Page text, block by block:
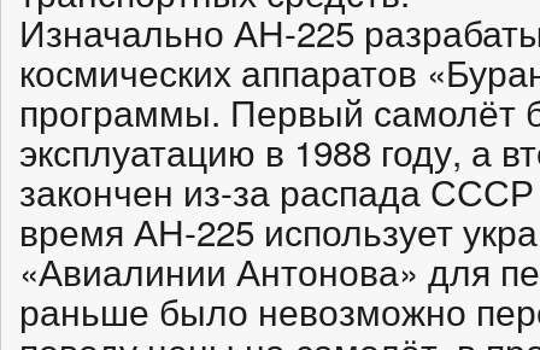
Изначально АН-225
космических аппаратов
программы. Первый самолёт
эксплуатацию в 1988 году, а
закончен из-за распада
время АН-225 использует
«Авиалинии Антонова» для
раньше было невозможно